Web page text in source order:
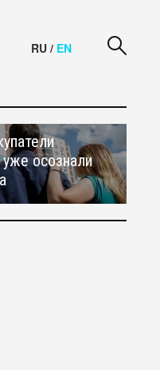
RU / EN
осознали